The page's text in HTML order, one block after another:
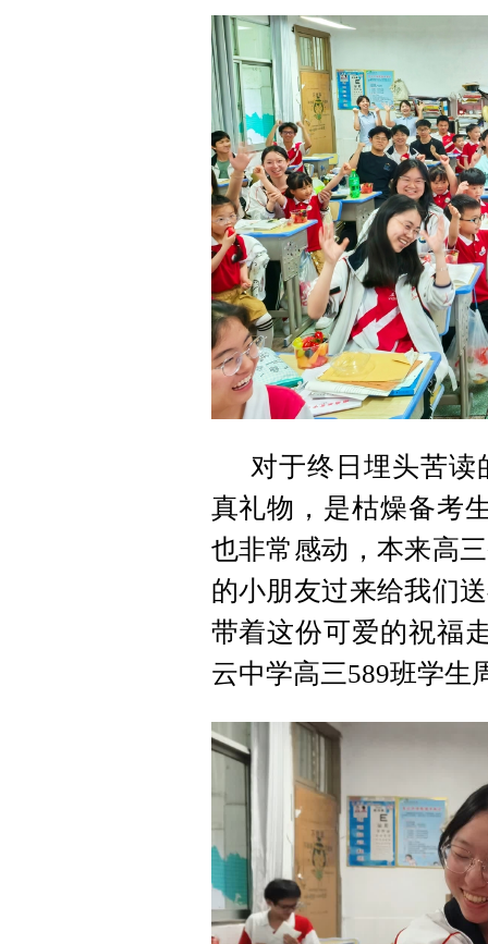
对于终日埋头苦
真礼物，是枯燥备考
也非常感动，本来高
的小朋友过来给我们
带着这份可爱的祝福
云中学高三589班学生